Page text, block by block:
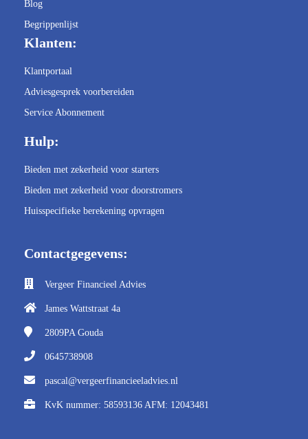
Blog
Begrippenlijst
Klanten:
Klantportaal
Adviesgesprek voorbereiden
Service Abonnement
Hulp:
Bieden met zekerheid voor starters
Bieden met zekerheid voor doorstromers
Huisspecifieke berekening opvragen
Contactgegevens:
Vergeer Financieel Advies
James Wattstraat 4a
2809PA Gouda
0645738908
pascal@vergeerfinancieeladvies.nl
KvK nummer: 58593136 AFM: 12043481